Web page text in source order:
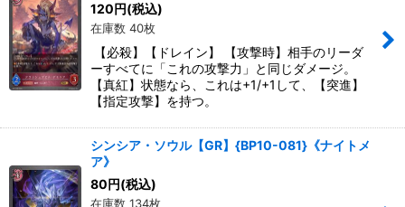
120円(税込)
在庫数 40枚
【必殺】【ドレイン】 【攻撃時】相手のリーダ
ーすべてに「これの攻撃力」と同じダメージ。
【真紅】状態なら、これは+1/+1して、【突進】
【指定攻撃】を持つ。
シンシア・ソウル【GR】{BP10-081}《ナイトメ
ア》
80円(税込)
在庫数 134枚